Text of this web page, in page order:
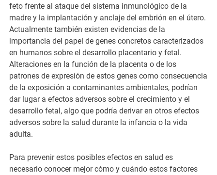
feto frente al ataque del sistema inmunológico de la
madre y la implantación y anclaje del embrión en el útero.
Actualmente también existen evidencias de la
importancia del papel de genes concretos caracterizados
en humanos sobre el desarrollo placentario y fetal.
Alteraciones en la función de la placenta o de los
patrones de expresión de estos genes como consecuencia
de la exposición a contaminantes ambientales, podrían
dar lugar a efectos adversos sobre el crecimiento y el
desarrollo fetal, algo que podría derivar en otros efectos
adversos sobre la salud durante la infancia o la vida
adulta.
Para prevenir estos posibles efectos en salud es
necesario conocer mejor cómo y cuándo estos factores